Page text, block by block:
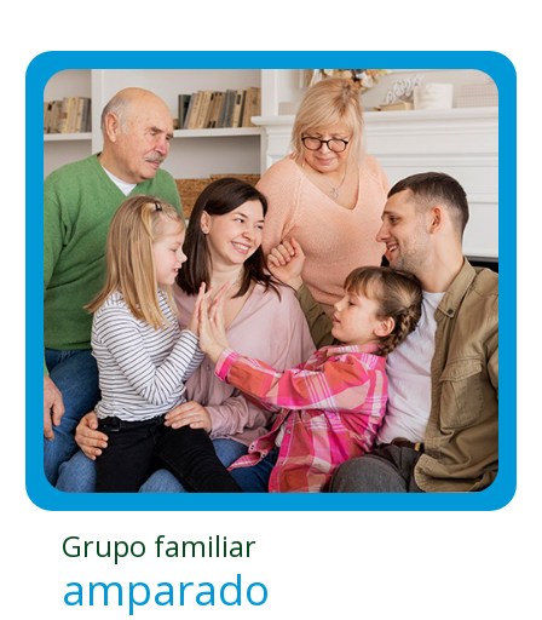
Grupo familiar
amparado